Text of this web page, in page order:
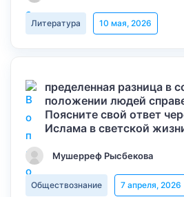
Литература 10 мая, 2026
пределенная разница в
положении людей
Поясните свой ответ
Ислама в светской
Мушерреф Рысбекова
Обществознание 7 апреля, 2026